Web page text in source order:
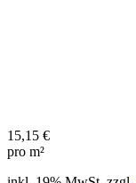
15,15 €
pro m²